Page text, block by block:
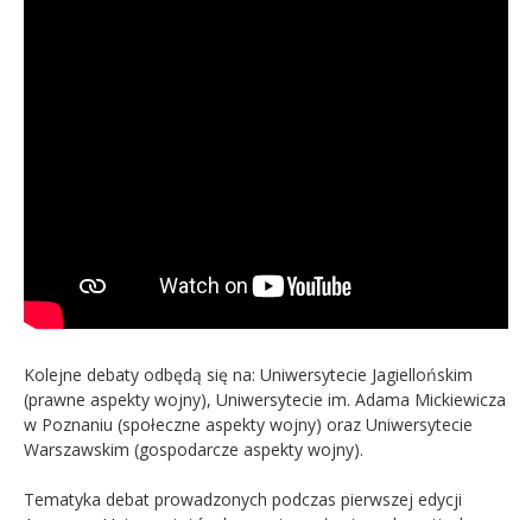
Kolejne debaty odbędą się na: Uniwersytecie Jagiellońskim
(prawne aspekty wojny), Uniwersytecie im. Adama Mickiewicza
w Poznaniu (społeczne aspekty wojny) oraz Uniwersytecie
Warszawskim (gospodarcze aspekty wojny).
Tematyka debat prowadzonych podczas pierwszej edycji